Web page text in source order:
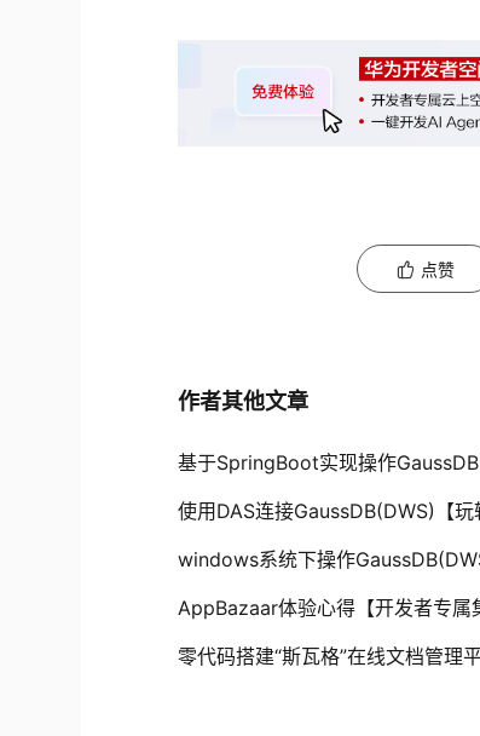
点赞
作者其他文章
基于SpringBoot实现操作
使用DAS连接GaussDB(DWS)【玩
windows系统下操作
AppBazaar体验心得【开发者专属
零代码搭建“斯瓦格”在线文档管理